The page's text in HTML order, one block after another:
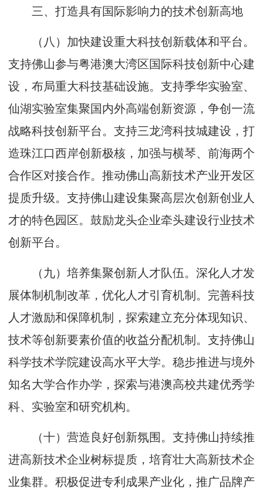
三、打造具有国际影响力的技术创新高地
（八）加快建设重大科技创新载体和平台。
支持佛山参与粤港澳大湾区国际科技创新中心建
设，布局重大科技基础设施。支持季华实验室、
仙湖实验室集聚国内外高端创新资源，争创一流
战略科技创新平台。支持三龙湾科技城建设，打
造珠江口西岸创新极核，加强与横琴、前海两个
合作区对接合作。推动佛山高新技术产业开发区
提质升级。支持佛山建设集聚高层次创新创业人
才的特色园区。鼓励龙头企业牵头建设行业技术
创新平台。
（九）培养集聚创新人才队伍。深化人才发
展体制机制改革，优化人才引育机制。完善科技
人才激励和保障机制，探索建立充分体现知识、
技术等创新要素价值的收益分配机制。支持佛山
科学技术学院建设高水平大学。稳步推进与境外
知名大学合作办学，探索与港澳高校共建优秀学
科、实验室和研究机构。
（十）营造良好创新氛围。支持佛山持续推
进高新技术企业树标提质，培育壮大高新技术企
业集群。积极促进专利成果产业化，推广品牌产